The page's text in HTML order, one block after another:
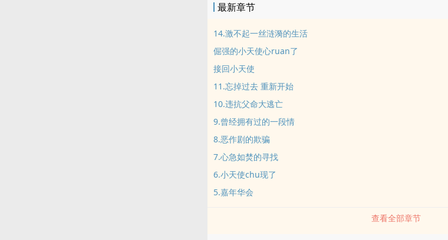
最新章节
14.激不起一丝涟漪的生活
倔强的小天使心ruan了
接回小天使
11.忘掉过去 重新开始
10.违抗父命大逃亡
9.曾经拥有过的一段情
8.恶作剧的欺骗
7.心急如焚的寻找
6.小天使chu现了
5.嘉年华会
查看全部章节